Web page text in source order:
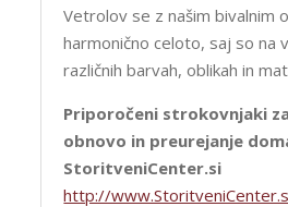
Vetrolov se z našim bivalnim
harmonično celoto, saj so na
različnih barvah, oblikah in
Priporočeni strokovnjaki
obnovo in preurejanje
StoritveniCenter.si
http://